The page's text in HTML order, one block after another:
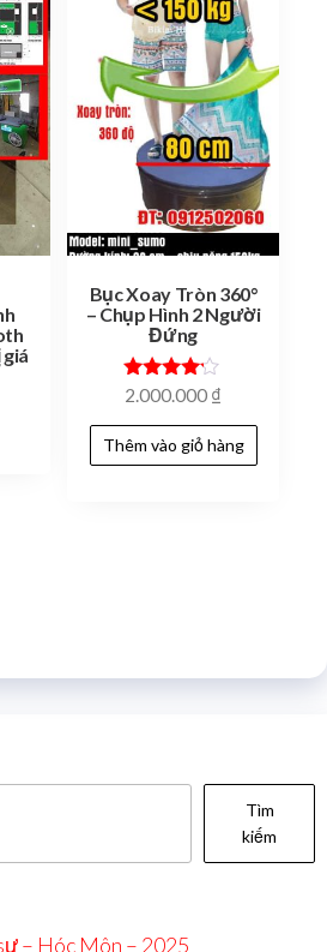
Bục Xoay Tròn 360°
– Chụp Hình 2 Người
Đứng
Được xếp
4.00
5 sao
2.000.000 ₫
Thêm vào giỏ hàng
Tìm
kiếm
– Hóc Môn – 2025